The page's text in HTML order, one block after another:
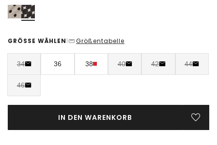
GRÖSSE WÄHLEN | Größentabelle
34 36 38 40 42 44
46
IN DEN WARENKORB